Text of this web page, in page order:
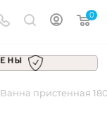
0
Ванна пристенная